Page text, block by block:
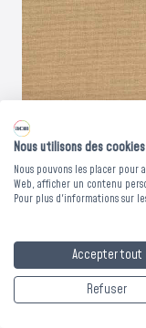
Nous utilisons des cookies
Nous pouvons les placer
Web, afficher un contenu
Pour plus d'informations sur
Accepter tout
Refuser